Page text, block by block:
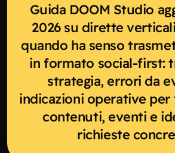
Guida DOOM Studio
2026 su dirette
quando ha senso
in formato social-first:
strategia, errori da
indicazioni operative
contenuti, eventi e
richieste